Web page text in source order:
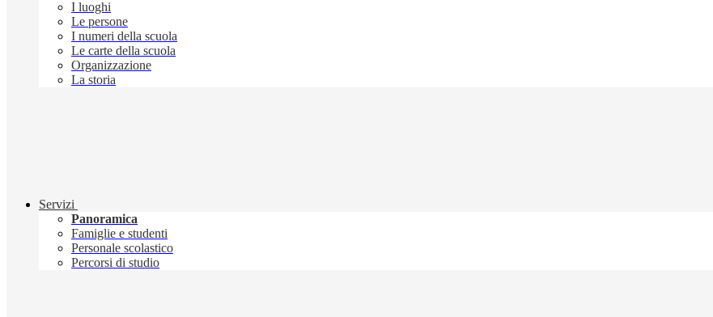
I luoghi
Le persone
I numeri della scuola
Le carte della scuola
Organizzazione
La storia
Servizi
Panoramica
Famiglie e studenti
Personale scolastico
Percorsi di studio